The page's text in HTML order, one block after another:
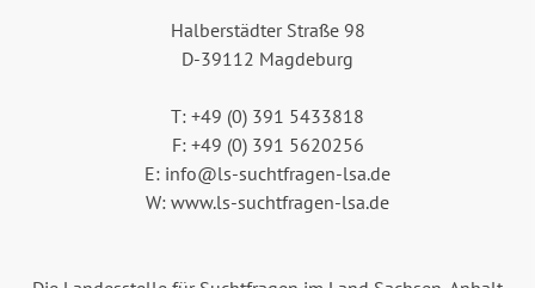
Halberstädter Straße 98
D-39112 Magdeburg
T: +49 (0) 391 5433818
F: +49 (0) 391 5620256
E: info@ls-suchtfragen-lsa.de
W: www.ls-suchtfragen-lsa.de